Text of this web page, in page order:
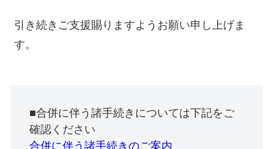
引き続きご支援賜りますようお願い申し上げま
す。
■合併に伴う諸手続きについては下記をご
確認ください
合併に伴う諸手続きのご案内